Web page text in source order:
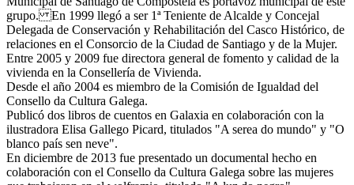
grupo. En 1999 llegó a ser 1ª Teniente de Alcalde y Concejal
Delegada de Conservación y Rehabilitación del Casco Histórico, de
relaciones en el Consorcio de la Ciudad de Santiago y de la Mujer.
Entre 2005 y 2009 fue directora general de fomento y calidad de la
vivienda en la Consellería de Vivienda.
Desde el año 2004 es miembro de la Comisión de Igualdad del
Consello da Cultura Galega.
Publicó dos libros de cuentos en Galaxia en colaboración con la
ilustradora Elisa Gallego Picard, titulados "A serea do mundo" y "O
blanco país sen neve".
En diciembre de 2013 fue presentado un documental hecho en
colaboración con el Consello da Cultura Galega sobre las mujeres